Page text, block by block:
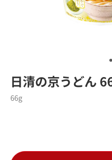
日清の京うどん
66g